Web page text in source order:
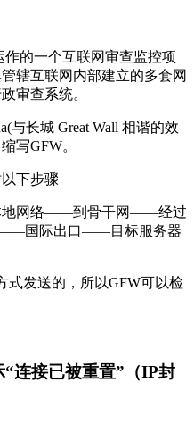
的一个互联网审查监控项
辖互联网内部建立的多套网
审查系统。
与长城 Great Wall 相谐的效
写GFW。
下步骤
地网络——到骨干网——经过
国际出口——目标服务器
式发送的，所以GFW可以检
连接已被重置”（IP封